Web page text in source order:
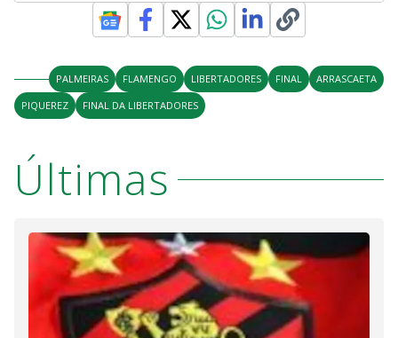
PALMEIRAS FLAMENGO LIBERTADORES FINAL
ARRASCAETA
PIQUEREZ
FINAL DA LIBERTADORES
Últimas